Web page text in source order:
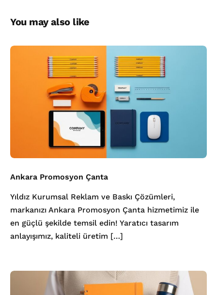
You may also like
Ankara Promosyon Çanta
Yıldız Kurumsal Reklam ve Baskı Çözümleri,
markanızı Ankara Promosyon Çanta hizmetimiz ile
en güçlü şekilde temsil edin! Yaratıcı tasarım
anlayışımız, kaliteli üretim […]